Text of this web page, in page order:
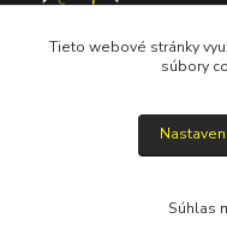
Tieto webové stránky
súbory
Súhlas